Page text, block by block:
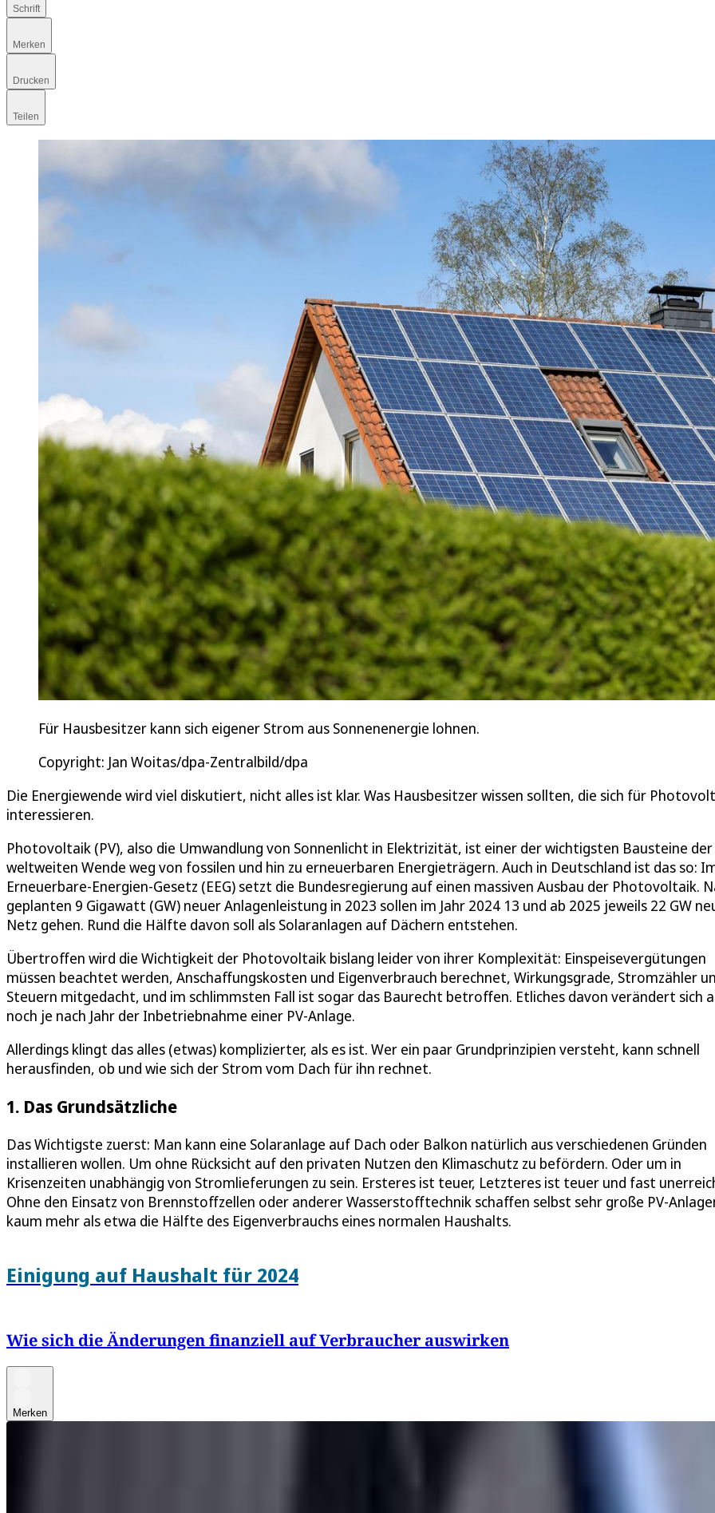
Schrift
Merken
Drucken
Teilen
Für Hausbesitzer kann sich eigener Strom aus Sonnenenergie lohnen.
Copyright: Jan Woitas/dpa-Zentralbild/dpa
Die Energiewende wird viel diskutiert, nicht alles ist klar. Was Hausbesitzer wissen sollten, die sich für
interessieren.
Photovoltaik (PV), also die Umwandlung von Sonnenlicht in Elektrizität, ist einer der wichtigsten Bausteine der
weltweiten Wende weg von fossilen und hin zu erneuerbaren Energieträgern. Auch in Deutschland ist das so:
Erneuerbare-Energien-Gesetz (EEG) setzt die Bundesregierung auf einen massiven Ausbau der Photovoltaik.
geplanten 9 Gigawatt (GW) neuer Anlagenleistung in 2023 sollen im Jahr 2024 13 und ab 2025 jeweils 22 GW
Netz gehen. Rund die Hälfte davon soll als Solaranlagen auf Dächern entstehen.
Übertroffen wird die Wichtigkeit der Photovoltaik bislang leider von ihrer Komplexität: Einspeisevergütungen
müssen beachtet werden, Anschaffungskosten und Eigenverbrauch berechnet, Wirkungsgrade, Stromzähler
Steuern mitgedacht, und im schlimmsten Fall ist sogar das Baurecht betroffen. Etliches davon verändert sich
noch je nach Jahr der Inbetriebnahme einer PV-Anlage.
Allerdings klingt das alles (etwas) komplizierter, als es ist. Wer ein paar Grundprinzipien versteht, kann schnell
herausfinden, ob und wie sich der Strom vom Dach für ihn rechnet.
1. Das Grundsätzliche
Das Wichtigste zuerst: Man kann eine Solaranlage auf Dach oder Balkon natürlich aus verschiedenen Gründen
installieren wollen. Um ohne Rücksicht auf den privaten Nutzen den Klimaschutz zu befördern. Oder um in
Krisenzeiten unabhängig von Stromlieferungen zu sein. Ersteres ist teuer, Letzteres ist teuer und fast
Ohne den Einsatz von Brennstoffzellen oder anderer Wasserstofftechnik schaffen selbst sehr große PV-
kaum mehr als etwa die Hälfte des Eigenverbrauchs eines normalen Haushalts.
Einigung auf Haushalt für 2024
Wie sich die Änderungen finanziell auf Verbraucher auswirken
Merken